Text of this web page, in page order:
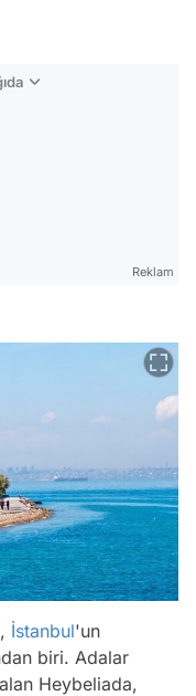
Reklam
İstanbul'un
biri. Adalar
Heybeliada,